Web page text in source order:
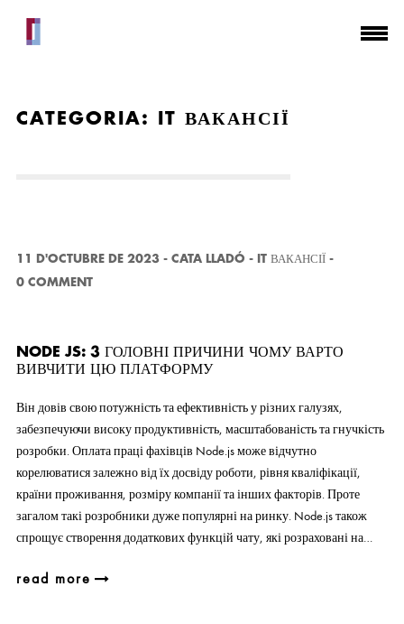
CATEGORIA: IT ВАКАНСІЇ
11 D'OCTUBRE DE 2023 - CATA LLADÓ - IT ВАКАНСІЇ -
0 COMMENT
NODE JS: 3 ГОЛОВНІ ПРИЧИНИ ЧОМУ ВАРТО
ВИВЧИТИ ЦЮ ПЛАТФОРМУ
Він довів свою потужність та ефективність у різних галузях,
забезпечуючи високу продуктивність, масштабованість та гнучкість
розробки. Оплата праці фахівців Node.js може відчутно
корелюватися залежно від їх досвіду роботи, рівня кваліфікації,
країни проживання, розміру компанії та інших факторів. Проте
загалом такі розробники дуже популярні на ринку. Node.js також
спрощує створення додаткових функцій чату, які розраховані на…
read more